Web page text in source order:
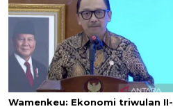
Wamenkeu: Ekonomi triwulan II-